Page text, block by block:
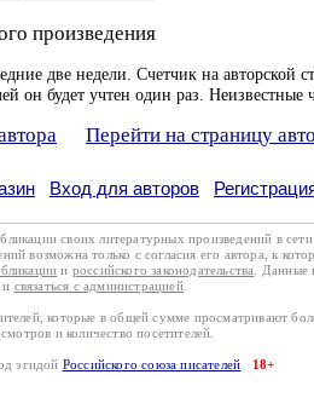
произведения
две недели. Счетчик на
он будет учтен один раз.
Перейти на страницу
Вход для авторов
своих литературных произведений в
возможна только с согласия его автора, к
и российского законодательства . Данные
и связаться с администрацией.
которые в общей сумме просматривают
и количество посетителей.
эгидой Российского союза писателей 18+